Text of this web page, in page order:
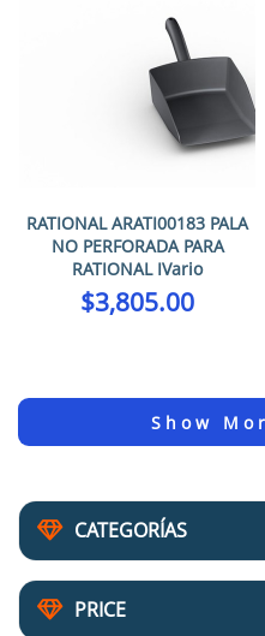
CATEGORÍAS
PRICE
RATIONAL ARATI00183 PALA
NO PERFORADA PARA
RATIONAL IVario
$3,805.00